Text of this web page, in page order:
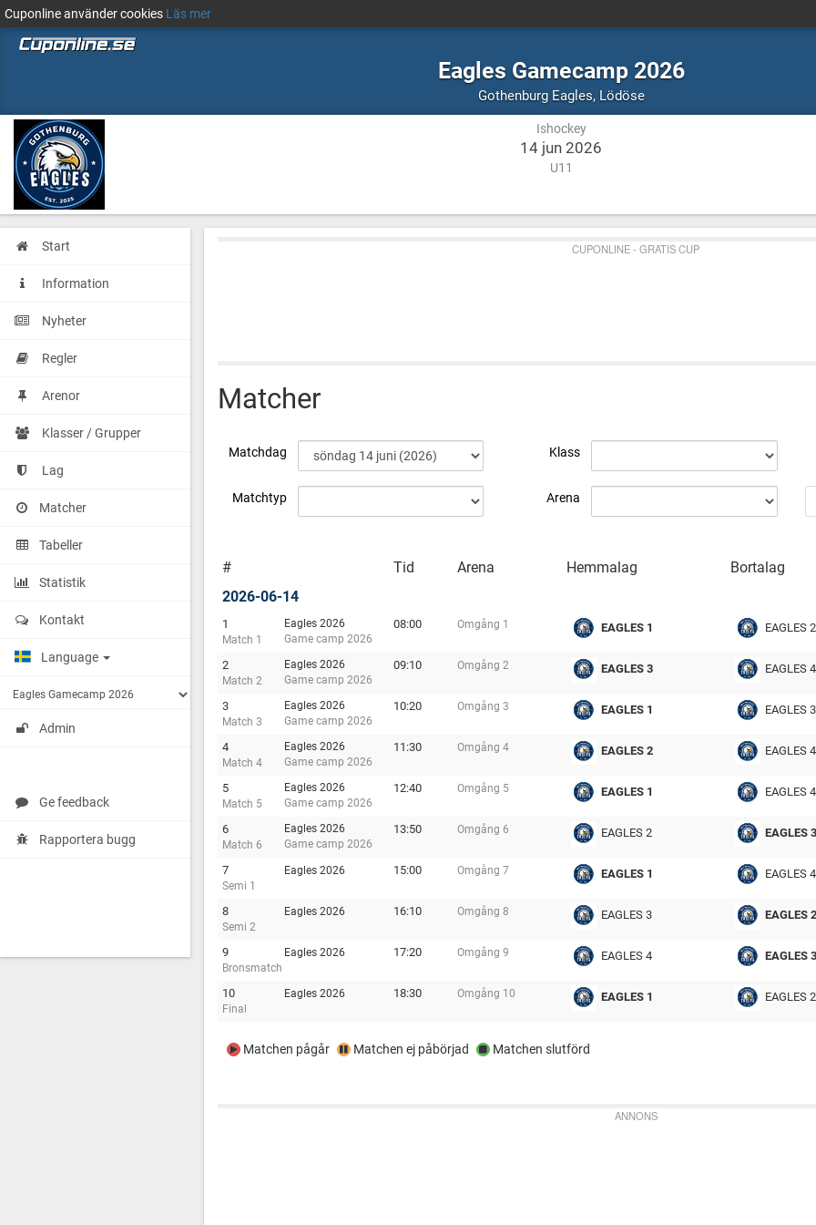
Cuponline använder cookies Läs mer
Eagles Gamecamp 2026
Gothenburg Eagles, Ishockey
LödöseLödöse
Ishockey
14 jun 2026
U11
Start
Information
Nyheter
Regler
Arenor
Klasser / Grupper
Lag
Matcher
Tabeller
Statistik
Kontakt
Language
Admin
Ge feedback
Rapportera bugg
CUPONLINE - GRATIS CUP
Matcher
Matchdag Klass
Matchtyp Arena
# Tid Arena Hemmalag Bortalag
2026-06-14
1
Match 1
Eagles 2026
Game camp 2026
08:00 Omgång 1 EAGLES 1 EAGLES 2
2
Match 2
Eagles 2026
Game camp 2026
09:10 Omgång 2 EAGLES 3 EAGLES 4
3
Match 3
Eagles 2026
Game camp 2026
10:20 Omgång 3 EAGLES 1 EAGLES 3
4
Match 4
Eagles 2026
Game camp 2026
11:30 Omgång 4 EAGLES 2 EAGLES 4
5
Match 5
Eagles 2026
Game camp 2026
12:40 Omgång 5 EAGLES 1 EAGLES 4
6
Match 6
Eagles 2026
Game camp 2026
13:50 Omgång 6 EAGLES 2 EAGLES 3
7
Semi 1
Eagles 2026 15:00 Omgång 7 EAGLES 1 EAGLES 4
8
Semi 2
Eagles 2026 16:10 Omgång 8 EAGLES 3 EAGLES 2
9
Bronsmatch
Eagles 2026 17:20 Omgång 9 EAGLES 4 EAGLES 3
10
Final
Eagles 2026 18:30 Omgång 10 EAGLES 1 EAGLES 2
Matchen pågår Matchen ej påbörjad Matchen slutförd
ANNONS